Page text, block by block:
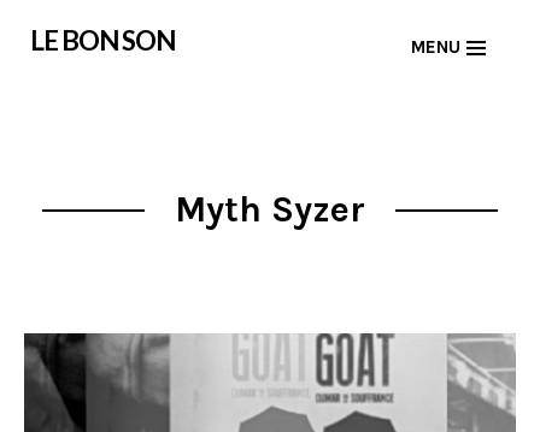
LE BON SON MENU
Myth Syzer